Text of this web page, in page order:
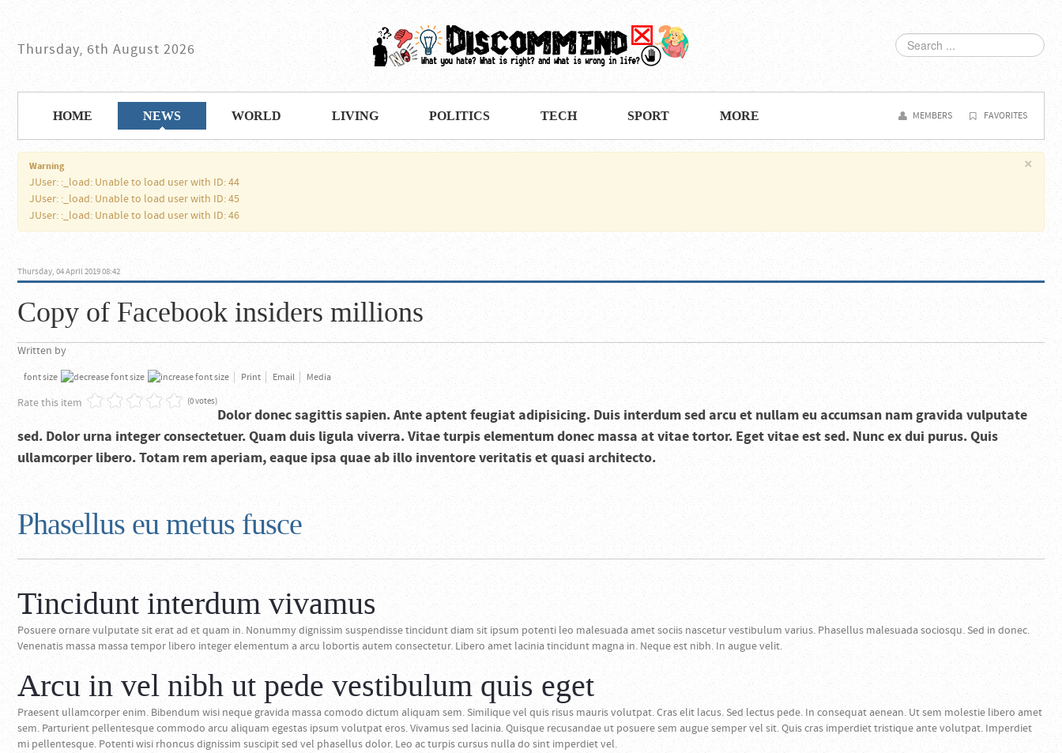
Thursday, 6th August 2026
SEARCH
...
FAVORITES
MEMBERS
HOME NEWS WORLD LIVING POLITICS TECH SPORT MORE
×
Warning
JUser: :_load: Unable to load user with ID: 44
JUser: :_load: Unable to load user with ID: 45
JUser: :_load: Unable to load user with ID: 46
Thursday, 04 April 2019 08:42
Copy of Facebook insiders millions
Written by
font size Print Email Media
Rate this item (0 votes)
Dolor donec sagittis sapien. Ante aptent feugiat adipisicing. Duis interdum sed arcu et nullam eu accumsan nam gravida vulputate
sed. Dolor urna integer consectetuer. Quam duis ligula viverra. Vitae turpis elementum donec massa at vitae tortor. Eget vitae est sed. Nunc ex dui purus. Quis
ullamcorper libero. Totam rem aperiam, eaque ipsa quae ab illo inventore veritatis et quasi architecto.
Phasellus eu metus fusce
Tincidunt interdum vivamus
Posuere ornare vulputate sit erat ad et quam in. Nonummy dignissim suspendisse tincidunt diam sit ipsum potenti leo malesuada amet sociis nascetur vestibulum varius. Phasellus malesuada sociosqu. Sed in donec.
Venenatis massa massa tempor libero integer elementum a arcu lobortis autem consectetur. Libero amet lacinia tincidunt magna in. Neque est nibh. In augue velit.
Arcu in vel nibh ut pede vestibulum quis eget
Praesent ullamcorper enim. Bibendum wisi neque gravida massa comodo dictum aliquam sem. Similique vel quis risus mauris volutpat. Cras elit lacus. Sed lectus pede. In consequat aenean. Ut sem molestie libero amet
sem. Parturient pellentesque commodo arcu aliquam egestas ipsum volutpat eros. Vivamus sed lacinia. Quisque recusandae ut posuere sem augue semper vel sit. Quis cras imperdiet tristique ante volutpat. Imperdiet
mi pellentesque. Potenti wisi rhoncus dignissim suscipit sed vel phasellus dolor. Leo ac turpis cursus nulla do sint imperdiet vel.